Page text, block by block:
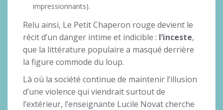
impressionnants).
Relu ainsi, Le Petit Chaperon rouge devient le
récit d’un danger intime et indicible : l’inceste,
que la littérature populaire a masqué derrière
la figure commode du loup.
Là où la société continue de maintenir l’illusion
d’une violence qui viendrait surtout de
l’extérieur, l’enseignante Lucile Novat cherche